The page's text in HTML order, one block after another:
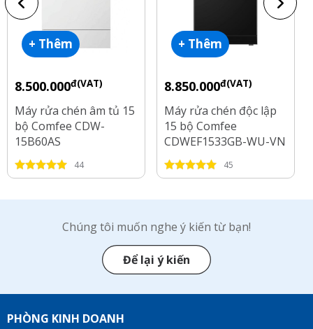
+ Thêm
8.500.000đ(VAT)
Máy rửa chén âm tủ 15
bộ Comfee CDW-
15B60AS
44
+ Thêm
8.850.000đ(VAT)
Máy rửa chén độc lập
15 bộ Comfee
CDWEF1533GB-WU-VN
45
Chúng tôi muốn nghe ý kiến từ bạn!
Để lại ý kiến
PHÒNG KINH DOANH